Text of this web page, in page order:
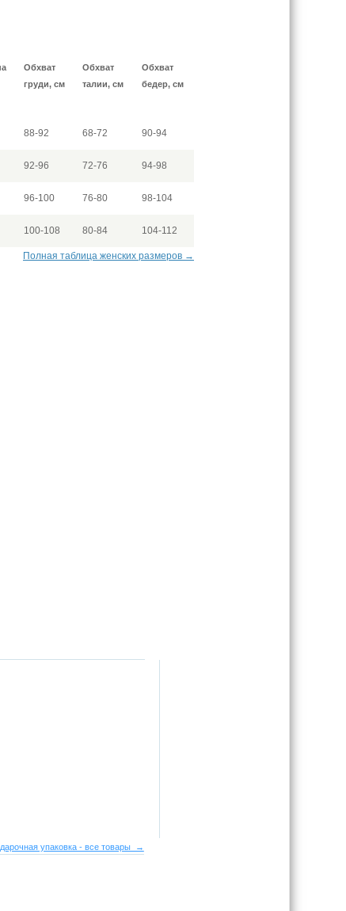
Обхват
груди, см
Обхват
талии, см
Обхват
бедер, см
88-92 68-72 90-94
92-96 72-76 94-98
96-100 76-80 98-104
100-108 80-84 104-112
Полная таблица женских размеров →
упаковка - все товары →